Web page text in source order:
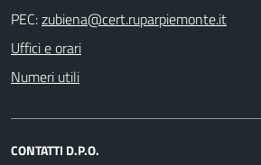
PEC:
Uffici e orari
Numeri utili
CONTATTI D.P.O.